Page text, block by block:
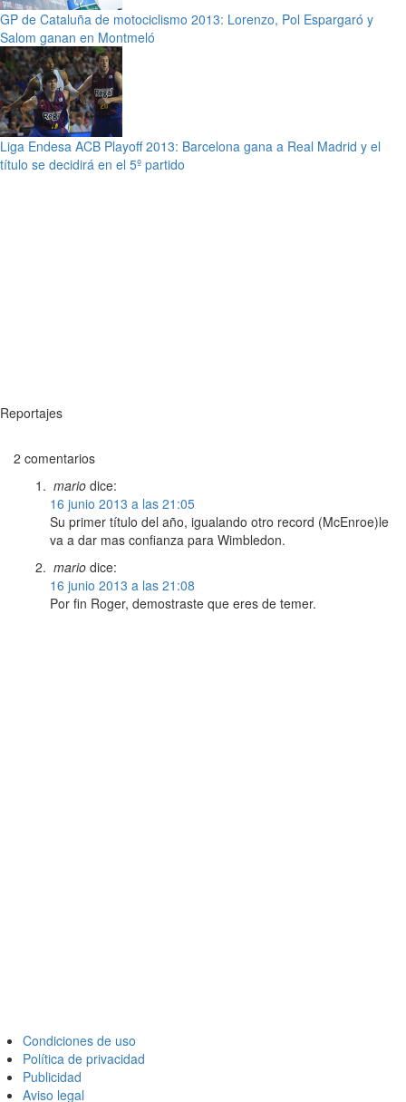
GP de Cataluña de motociclismo 2013: Lorenzo, Pol Espargaró y
Salom ganan en Montmeló
Liga Endesa ACB Playoff 2013: Barcelona gana a Real Madrid y el
título se decidirá en el 5º partido
Reportajes
2 comentarios
mario dice:
16 junio 2013 a las 21:05
Su primer título del año, igualando otro record (McEnroe)le
va a dar mas confianza para Wimbledon.
mario dice:
16 junio 2013 a las 21:08
Por fin Roger, demostraste que eres de temer.
Condiciones de uso
Política de privacidad
Publicidad
Aviso legal